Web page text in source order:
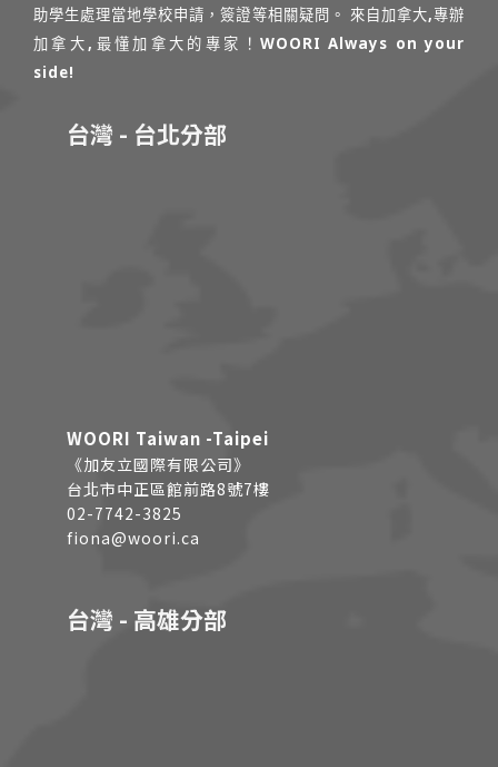
助學生處理當地學校申請，簽證等相關疑問。 來自加拿大,專辦
加拿大,最懂加拿大的專家！WOORI Always on your
side!
台灣 - 台北分部
WOORI Taiwan -Taipei
《加友立國際有限公司》
台北市中正區館前路8號7樓
02-7742-3825
fiona@woori.ca
台灣 - 高雄分部